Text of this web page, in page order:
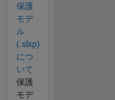
保護
モデ
ル
(.slxp)
につ
いて
保護
モデ